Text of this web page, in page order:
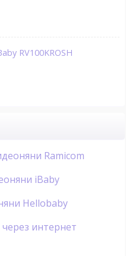
RV100KROSH
Ramicom
iBaby
Hellobaby
интернет